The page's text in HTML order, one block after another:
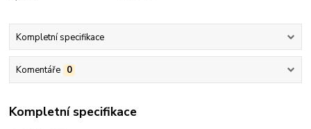
Kompletní specifikace
Komentáře 0
Kompletní specifikace